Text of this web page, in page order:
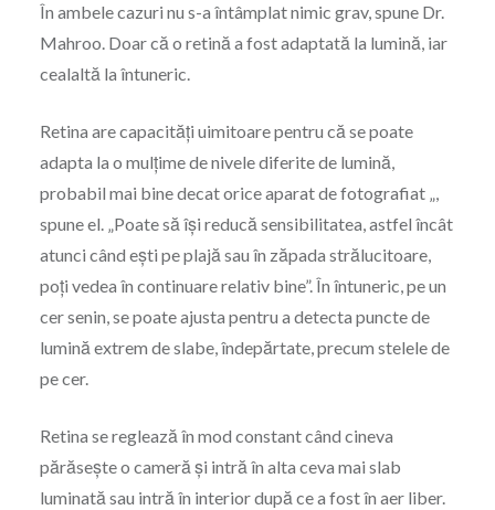
În ambele cazuri nu s-a întâmplat nimic grav, spune Dr.
Mahroo. Doar că o retină a fost adaptată la lumină, iar
cealaltă la întuneric.
Retina are capacități uimitoare pentru că se poate
adapta la o mulțime de nivele diferite de lumină,
probabil mai bine decat orice aparat de fotografiat „,
spune el. „Poate să își reducă sensibilitatea, astfel încât
atunci când ești pe plajă sau în zăpada strălucitoare,
poți vedea în continuare relativ bine”. În întuneric, pe un
cer senin, se poate ajusta pentru a detecta puncte de
lumină extrem de slabe, îndepărtate, precum stelele de
pe cer.
Retina se reglează în mod constant când cineva
părăsește o cameră și intră în alta ceva mai slab
luminată sau intră în interior după ce a fost în aer liber.